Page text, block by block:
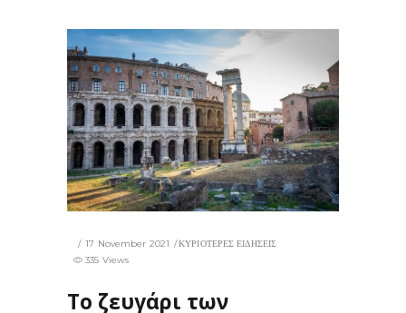
17 November 2021
ΚΥΡΙΟΤΕΡΕΣ ΕΙΔΗΣΕΙΣ
335 Views
Το ζευγάρι των